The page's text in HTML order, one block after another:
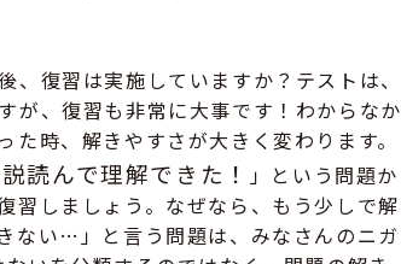
復習は実施していますか？テストは、
が、復習も非常に大事です！わからなか
時、解きやすさが大きく変わります。
読んで理解できた！ 」という問題か
習しましょう。なぜなら、もう少しで解
ない…」と言う問題は、みなさんのニガ